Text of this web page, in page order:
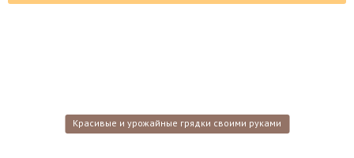
Красивые и урожайные грядки своими руками